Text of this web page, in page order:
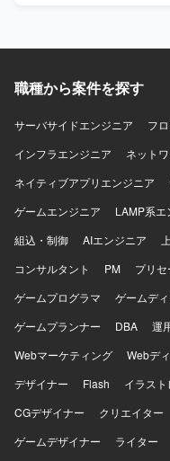
メンバーとのコミュニ
新しい技術やAIを活用
びながら提案や改善を
境です。 【ポジションの魅力】 Next.js/ReactとPHPを組み
合わせたWebシステム
ントエンド・バックエ
AI駆動開発に関する知
す。長期的な参画を通
Next.js/Reactを用いた
PHPベースのバックエ
したソースコード管理
れた開発環境で作業を
を取り入れた開発スタ
職種から案件を探す
サーバサイドエンジニア
フ
インフラエンジニア
ネット
ネイティブアプリエンジニア
ゲームエンジニア
LAMP系エ
組込・制御
AIエンジニア
コンサルタント
PM プリセ
ゲームプログラマ
ゲームデ
ゲームプランナー
DBA 運
Webマーケティング
Webデ
デザイナー
Flash イラス
CGデザイナー
クリエイター
ゲームデザイナー
ライター